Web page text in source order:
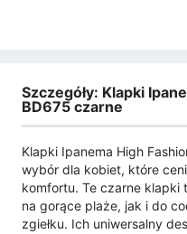
Szczegóły: Klapki
BD675 czarne
Klapki Ipanema High
wybór dla kobiet, które
komfortu. Te czarne klapki
na gorące plaże, jak i do
zgiełku. Ich uniwersalny